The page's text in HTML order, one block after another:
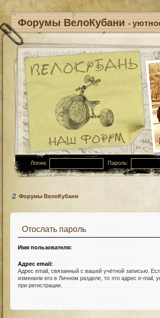
Форумы ВелоКубани -
Логин: Пароль:
Форумы ВелоКубани
Отослать пароль
Имя пользователя:
Адрес email:
Адрес email, связанный с вашей учётной записью.
изменили его в Личном разделе, то это адрес e-mail,
при регистрации.